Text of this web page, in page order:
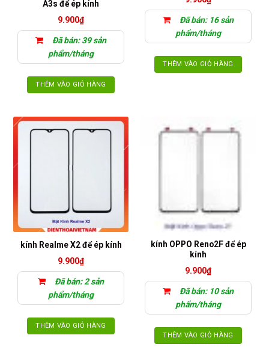
A3s để ép kính
9.900₫
Đã bán: 39 sản
phẩm/tháng
THÊM VÀO GIỎ HÀNG
Đã bán: 16 sản
phẩm/tháng
THÊM VÀO GIỎ HÀNG
kính Realme X2 để ép kính
9.900₫
Đã bán: 2 sản
phẩm/tháng
THÊM VÀO GIỎ HÀNG
kính OPPO Reno2F để ép
kính
9.900₫
Đã bán: 10 sản
phẩm/tháng
THÊM VÀO GIỎ HÀNG